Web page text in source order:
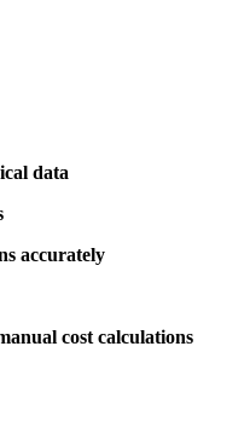
data
accurately
cost calculations